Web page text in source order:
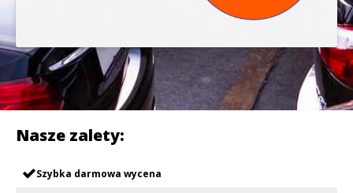
Nasze zalety:
Szybka darmowa wycena